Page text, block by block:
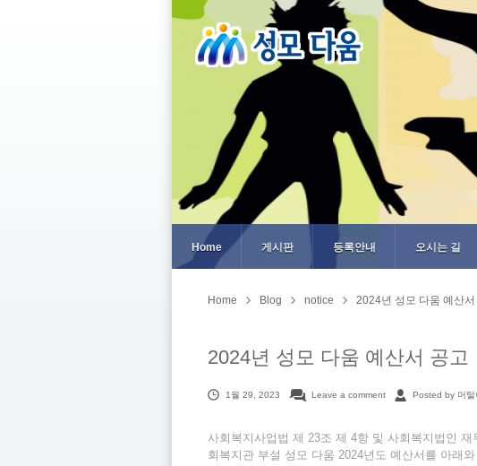
Home 게시판 등록안내 오시는 길
Home Blog notice 2024년 성모 다움 예산서
2024년 성모 다움 예산서 공고
1월 29, 2023 Leave a comment Posted by 머털
사회복지사업법 제 23조 제 4항 및 사회복지법인
회복지관 부설 성모 다움 2024년도 예산서를 아래